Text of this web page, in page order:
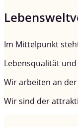
Im Mittelpunkt
Lebensqualität
Wir arbeiten an
Wir sind der